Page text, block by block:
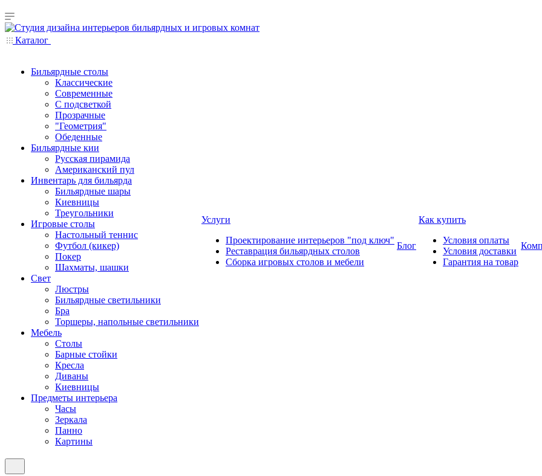
Каталог
Бильярдные столы
Классические
Современные
С подсветкой
Прозрачные
"Геометрия"
Обеденные
Бильярдные кии
Русская пирамида
Американский пул
Инвентарь для бильярда
Бильярдные шары
Киевницы
Треугольники
Игровые столы
Настольный теннис
Футбол (кикер)
Покер
Шахматы, шашки
Свет
Люстры
Бильярдные светильники
Бра
Торшеры, напольные светильники
Мебель
Столы
Барные стойки
Кресла
Диваны
Киевницы
Предметы интерьера
Часы
Зеркала
Панно
Картины
Услуги
Проектирование интерьеров "под ключ"
Реставрация бильярдных столов
Сборка игровых столов и мебели
Блог
Как купить
Условия оплаты
Условия доставки
Гарантия на товар